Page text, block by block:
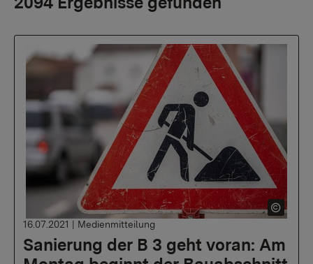
Sanierung der B 3 geht voran: Am
16.07.2021 | Medienmitteilung